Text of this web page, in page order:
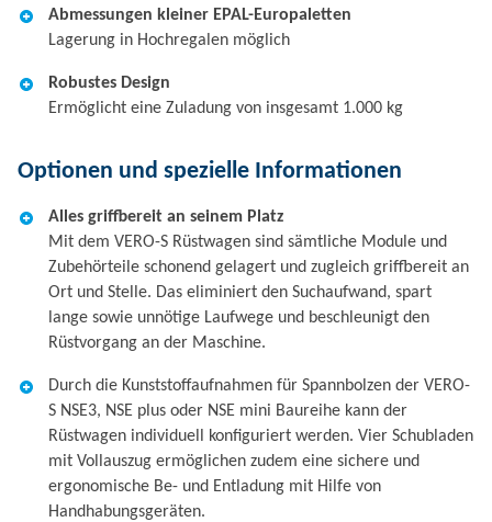
Abmessungen kleiner EPAL-Europaletten
Lagerung in Hochregalen möglich
Robustes Design
Ermöglicht eine Zuladung von insgesamt 1.000 kg
Optionen und spezielle Informationen
Alles griffbereit an seinem Platz
Mit dem VERO-S Rüstwagen sind sämtliche Module und
Zubehörteile schonend gelagert und zugleich griffbereit an
Ort und Stelle. Das eliminiert den Suchaufwand, spart
lange sowie unnötige Laufwege und beschleunigt den
Rüstvorgang an der Maschine.
Durch die Kunststoffaufnahmen für Spannbolzen der VERO-
S NSE3, NSE plus oder NSE mini Baureihe kann der
Rüstwagen individuell konfiguriert werden. Vier Schubladen
mit Vollauszug ermöglichen zudem eine sichere und
ergonomische Be- und Entladung mit Hilfe von
Handhabungsgeräten.